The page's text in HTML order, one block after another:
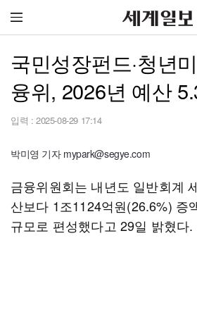
국민성장펀드·청년
융위, 2026년 예산
입력 : 2025-08-29 17:14
박미영 기자 mypark@segye.com
금융위원회는 내년도 일반회계
산보다 1조1124억원(26.6%) 증
규모로 편성했다고 29일 밝혔다.